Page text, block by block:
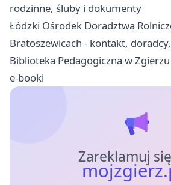
rodzinne, śluby i dokumenty
Łódzki Ośrodek Doradztwa
Bratoszewicach - kontakt,
Biblioteka Pedagogiczna w
e-booki
Zareklamuj